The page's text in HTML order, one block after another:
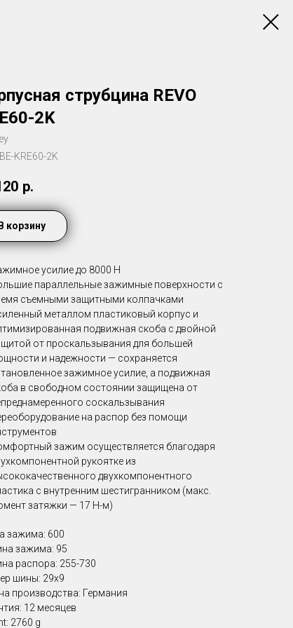
струбцина REVO
2K
BE-KRE60-2K
р.
В корзину
усилие до 8000 Н
параллельные зажимные поверхности с
съемными защитными колпачками
металлом пластиковый корпус и
подвижная скоба с двойной
от проскальзывания для большей
и надежности — сохраняется
зажимное усилие, а подвижная
в свободном состоянии защищена от
соскальзывания
на распор без помощи
зажим осуществляется благодаря
рукоятке из
двухкомпонентного
с внутренним шестигранником (макс.
затяжки — 17 Н-м)
зажима: 600
зажима: 95
распора: 255-730
шины: 29х9
производства: Германия
12 месяцев
2760 g